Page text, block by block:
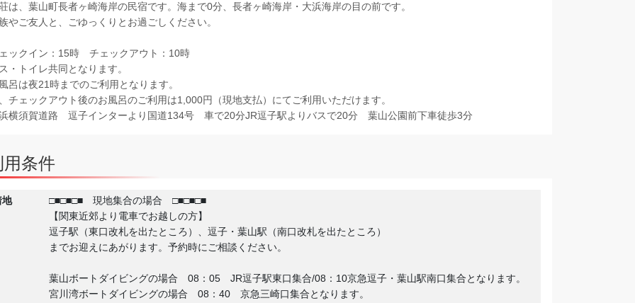
は、葉山町長者ヶ崎海岸の民宿です。海まで0分、長者ヶ崎海岸・大浜海岸の目の前です。
やご友人と、ごゆっくりとお過ごしください。
ックイン：15時 チェックアウト：10時
・トイレ共同となります。
呂は夜21時までのご利用となります。
チェックアウト後のお風呂のご利用は1,000円（現地支払）にてご利用いただけます。
横須賀道路 逗子インターより国道134号 車で20分JR逗子駅よりバスで20分 葉山公園前下車徒歩3分
条件
地
□■□■□■ 現地集合の場合 □■□■□■
【関東近郊より電車でお越しの方】
逗子駅（東口改札を出たところ）、逗子・葉山駅（南口改札を出たところ）
までお迎えにあがります。予約時にご相談ください。
葉山ボートダイビングの場合 08：05 JR逗子駅東口集合/08：10京急逗子・葉山駅南口集合となります。
宮川湾ボートダイビングの場合 08：40 京急三崎口集合となります。